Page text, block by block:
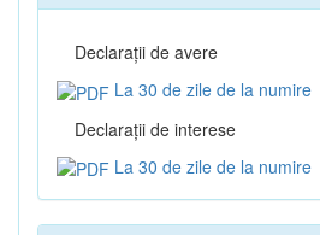
Declaraţii de avere
La 30 de zile de la numire
Declaraţii de interese
La 30 de zile de la numire